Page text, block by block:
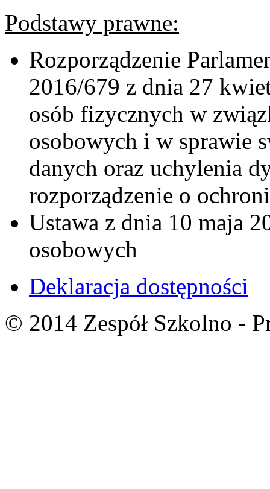
Podstawy prawne:
Rozporządzenie
2016/679 z dnia 27
osób fizycznych w
osobowych i w sprawie
danych oraz uchylenia
rozporządzenie o
Ustawa z dnia 10 maja
osobowych
Deklaracja dostępności
© 2014 Zespół Szkolno -